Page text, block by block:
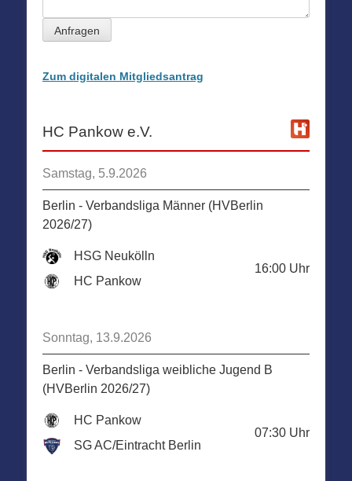
Anfragen
Zum digitalen Mitgliedsantrag
HC Pankow e.V.
Samstag, 5.9.2026
Berlin - Verbandsliga Männer (HVBerlin
2026/27)
HSG Neukölln
HC Pankow
16:00 Uhr
Sonntag, 13.9.2026
Berlin - Verbandsliga weibliche Jugend B
(HVBerlin 2026/27)
HC Pankow
SG AC/Eintracht Berlin
07:30 Uhr